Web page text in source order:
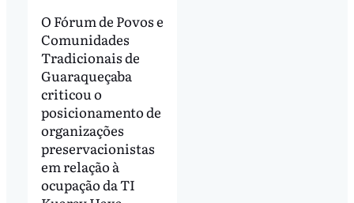
O Fórum de Povos e
Comunidades
Tradicionais de
Guaraqueçaba
criticou o
posicionamento de
organizações
preservacionistas
em relação à
ocupação da TI